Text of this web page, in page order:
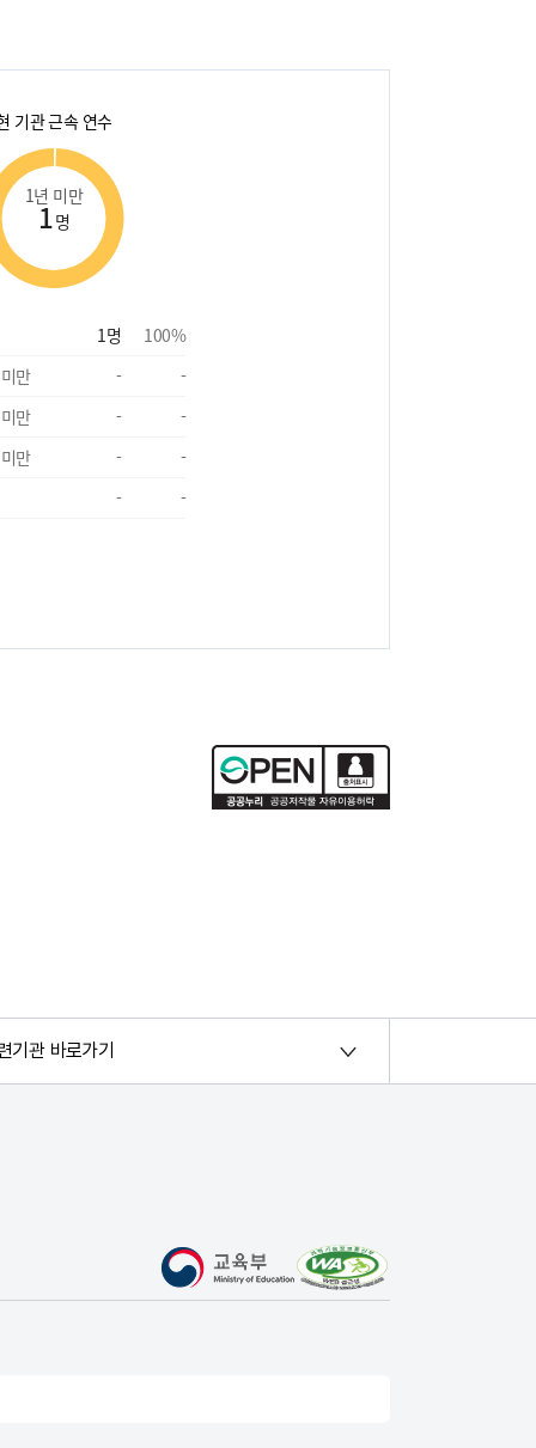
기관 근속 연수
1년 미만
1명
1 명 100%
만
-
-
만
-
-
만
-
-
-
-
기관 바로가기